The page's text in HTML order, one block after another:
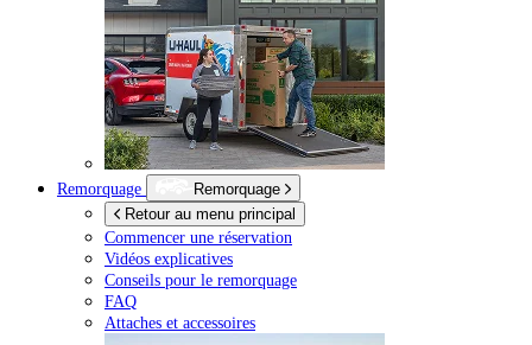
Remorquage
Remorquage
Retour au menu principal
Commencer une réservation
Vidéos explicatives
Conseils pour le remorquage
FAQ
Attaches et accessoires